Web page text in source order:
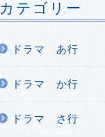
カテゴリー
ドラマ あ行
ドラマ か行
ドラマ さ行